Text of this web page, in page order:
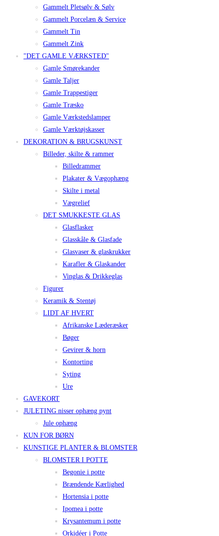
Gammelt Pletsølv & Sølv
Gammelt Porcelæn & Service
Gammelt Tin
Gammelt Zink
"DET GAMLE VÆRKSTED"
Gamle Smørekander
Gamle Taljer
Gamle Trappestiger
Gamle Træsko
Gamle Værkstedslamper
Gamle Værktøjskasser
DEKORATION & BRUGSKUNST
Billeder, skilte & rammer
Billedrammer
Plakater & Vægophæng
Skilte i metal
Vægrelief
DET SMUKKESTE GLAS
Glasflasker
Glasskåle & Glasfade
Glasvaser & glaskrukker
Karafler & Glaskander
Vinglas & Drikkeglas
Figurer
Keramik & Stentøj
LIDT AF HVERT
Afrikanske Læderæsker
Bøger
Gevirer & horn
Kontorting
Syting
Ure
GAVEKORT
JULETING nisser ophæng pynt
Jule ophæng
KUN FOR BØRN
KUNSTIGE PLANTER & BLOMSTER
BLOMSTER I POTTE
Begonie i potte
Brændende Kærlighed
Hortensia i potte
Ipomea i potte
Krysantemum i potte
Orkidéer i Potte